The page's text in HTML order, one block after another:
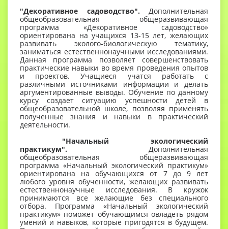
"Декоративное садоводство". Дополнительная
общеобразовательная общеразвивающая
программа «Декоративное садоводство»
ориентирована на учащихся 13-15 лет, желающих
развивать эколого-биологическую тематику,
заниматься естественнонаучными исследованиями.
Данная программа позволяет совершенствовать
практические навыки во время проведения опытов
и проектов. Учащиеся учатся работать с
различными источниками информации и делать
аргументированные выводы. Обучение по данному
курсу создает ситуацию успешности детей в
общеобразовательной школе, позволяя применять
полученные знания и навыки в практический
деятельности.
"Начальный экологический
практикум". Дополнительная
общеобразовательная общеразвивающая
программа «Начальный экологический практикум»
ориентирована на обучающихся от 7 до 9 лет
любого уровня обученности, желающих развивать
естественнонаучные исследования. В кружок
принимаются все желающие без специального
отбора. Программа «Начальный экологический
практикум» поможет обучающимся овладеть рядом
умений и навыков, которые пригодятся в будущем.